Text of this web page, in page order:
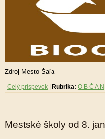
Zdroj Mesto Šaľa
Celý príspevok Rubrika: O B Č A N
Mestské školy od 8.